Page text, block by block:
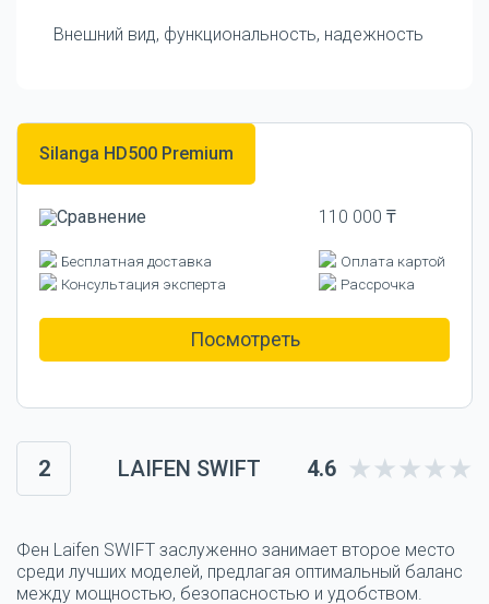
Внешний вид, функциональность, надежность
Silanga HD500 Premium
110 000 ₸
Бесплатная доставка
Оплата картой
Консультация эксперта
Рассрочка
Посмотреть
2 LAIFEN SWIFT 4.6
Фен Laifen SWIFT заслуженно занимает второе место
среди лучших моделей, предлагая оптимальный баланс
между мощностью, безопасностью и удобством.